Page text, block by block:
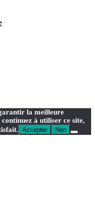
la meilleure
à utiliser ce site,
Accepter Non